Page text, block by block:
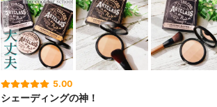
5.00
シェーディングの神！